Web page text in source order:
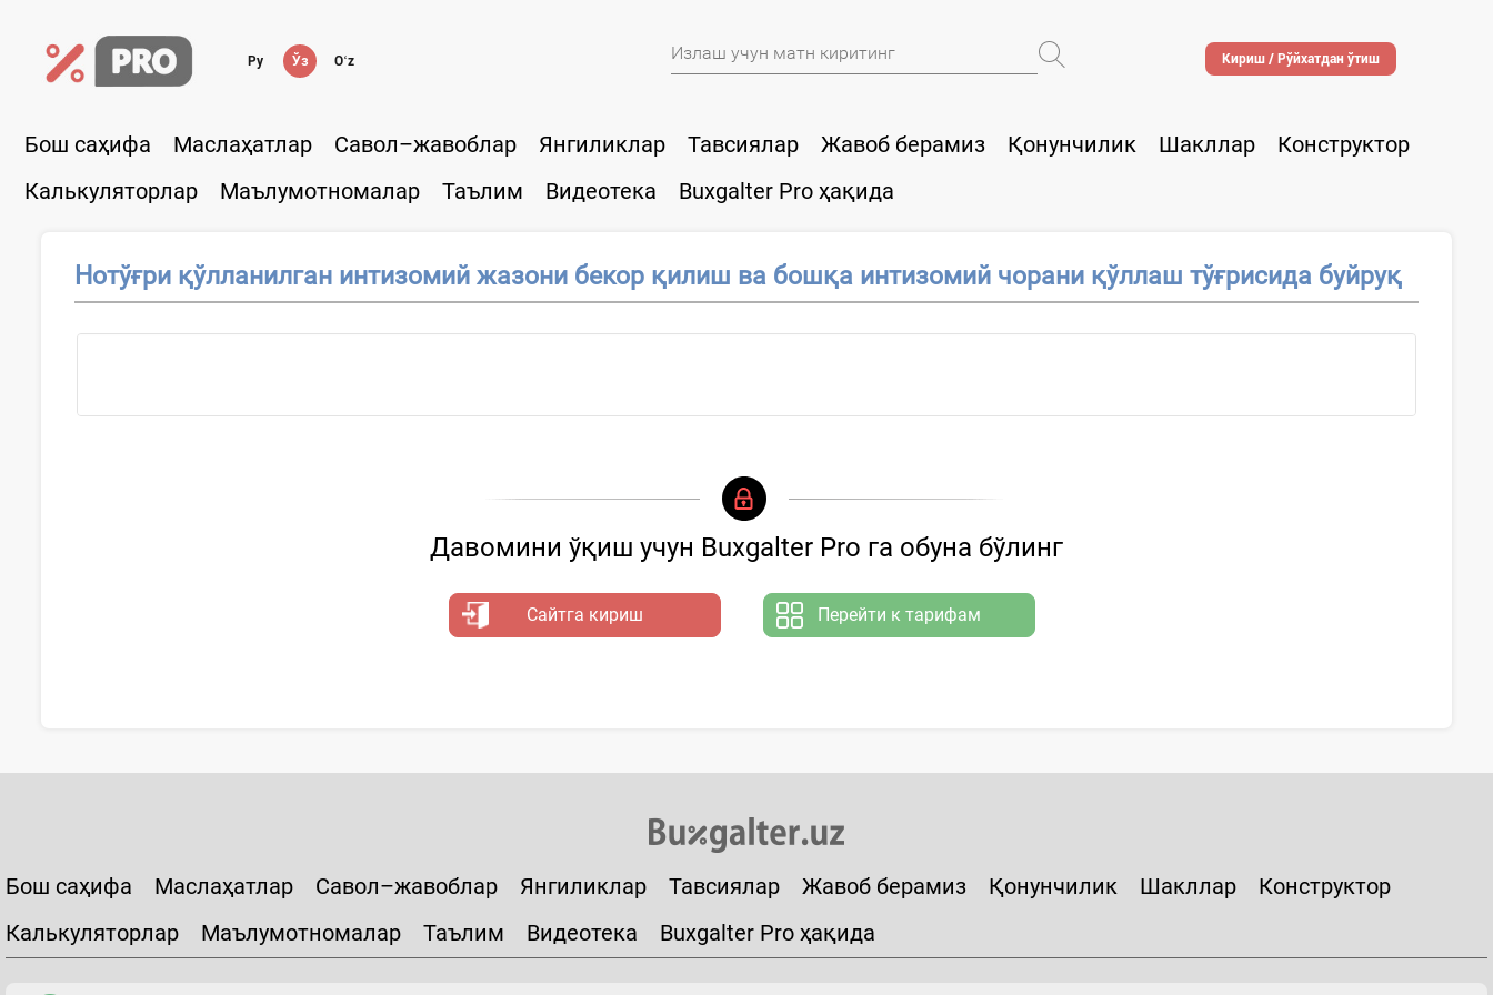
Ру Ўз Oʻz Кириш / Рўйхатдан ўтиш
Бош саҳифа Маслаҳатлар Савол–жавоблар Янгиликлар Тавсиялар Жавоб берамиз Қонунчилик Шакллар
Конструктор
Калькуляторлар
Маълумотномалар Таълим Видеотека Buxgalter Pro ҳақида
Нотўғри қўлланилган интизомий жазони бекор қилиш ва бошқа интизомий чорани қўллаш тўғрисида буйруқ
Давомини ўқиш учун Buxgalter Pro га обуна бўлинг
Сайтга кириш Перейти к тарифам
Бош саҳифа Маслаҳатлар Савол–жавоблар Янгиликлар Тавсиялар Жавоб берамиз Қонунчилик Шакллар
Конструктор
Калькуляторлар
Маълумотномалар Таълим Видеотека Buxgalter Pro ҳақида